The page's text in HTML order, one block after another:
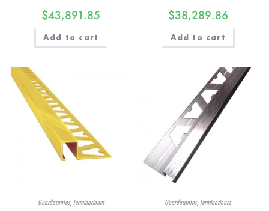
$43,891.85
Add to cart
$38,289.86
Add to cart
Guardacantos, Terminaciones Guardacantos, Terminaciones